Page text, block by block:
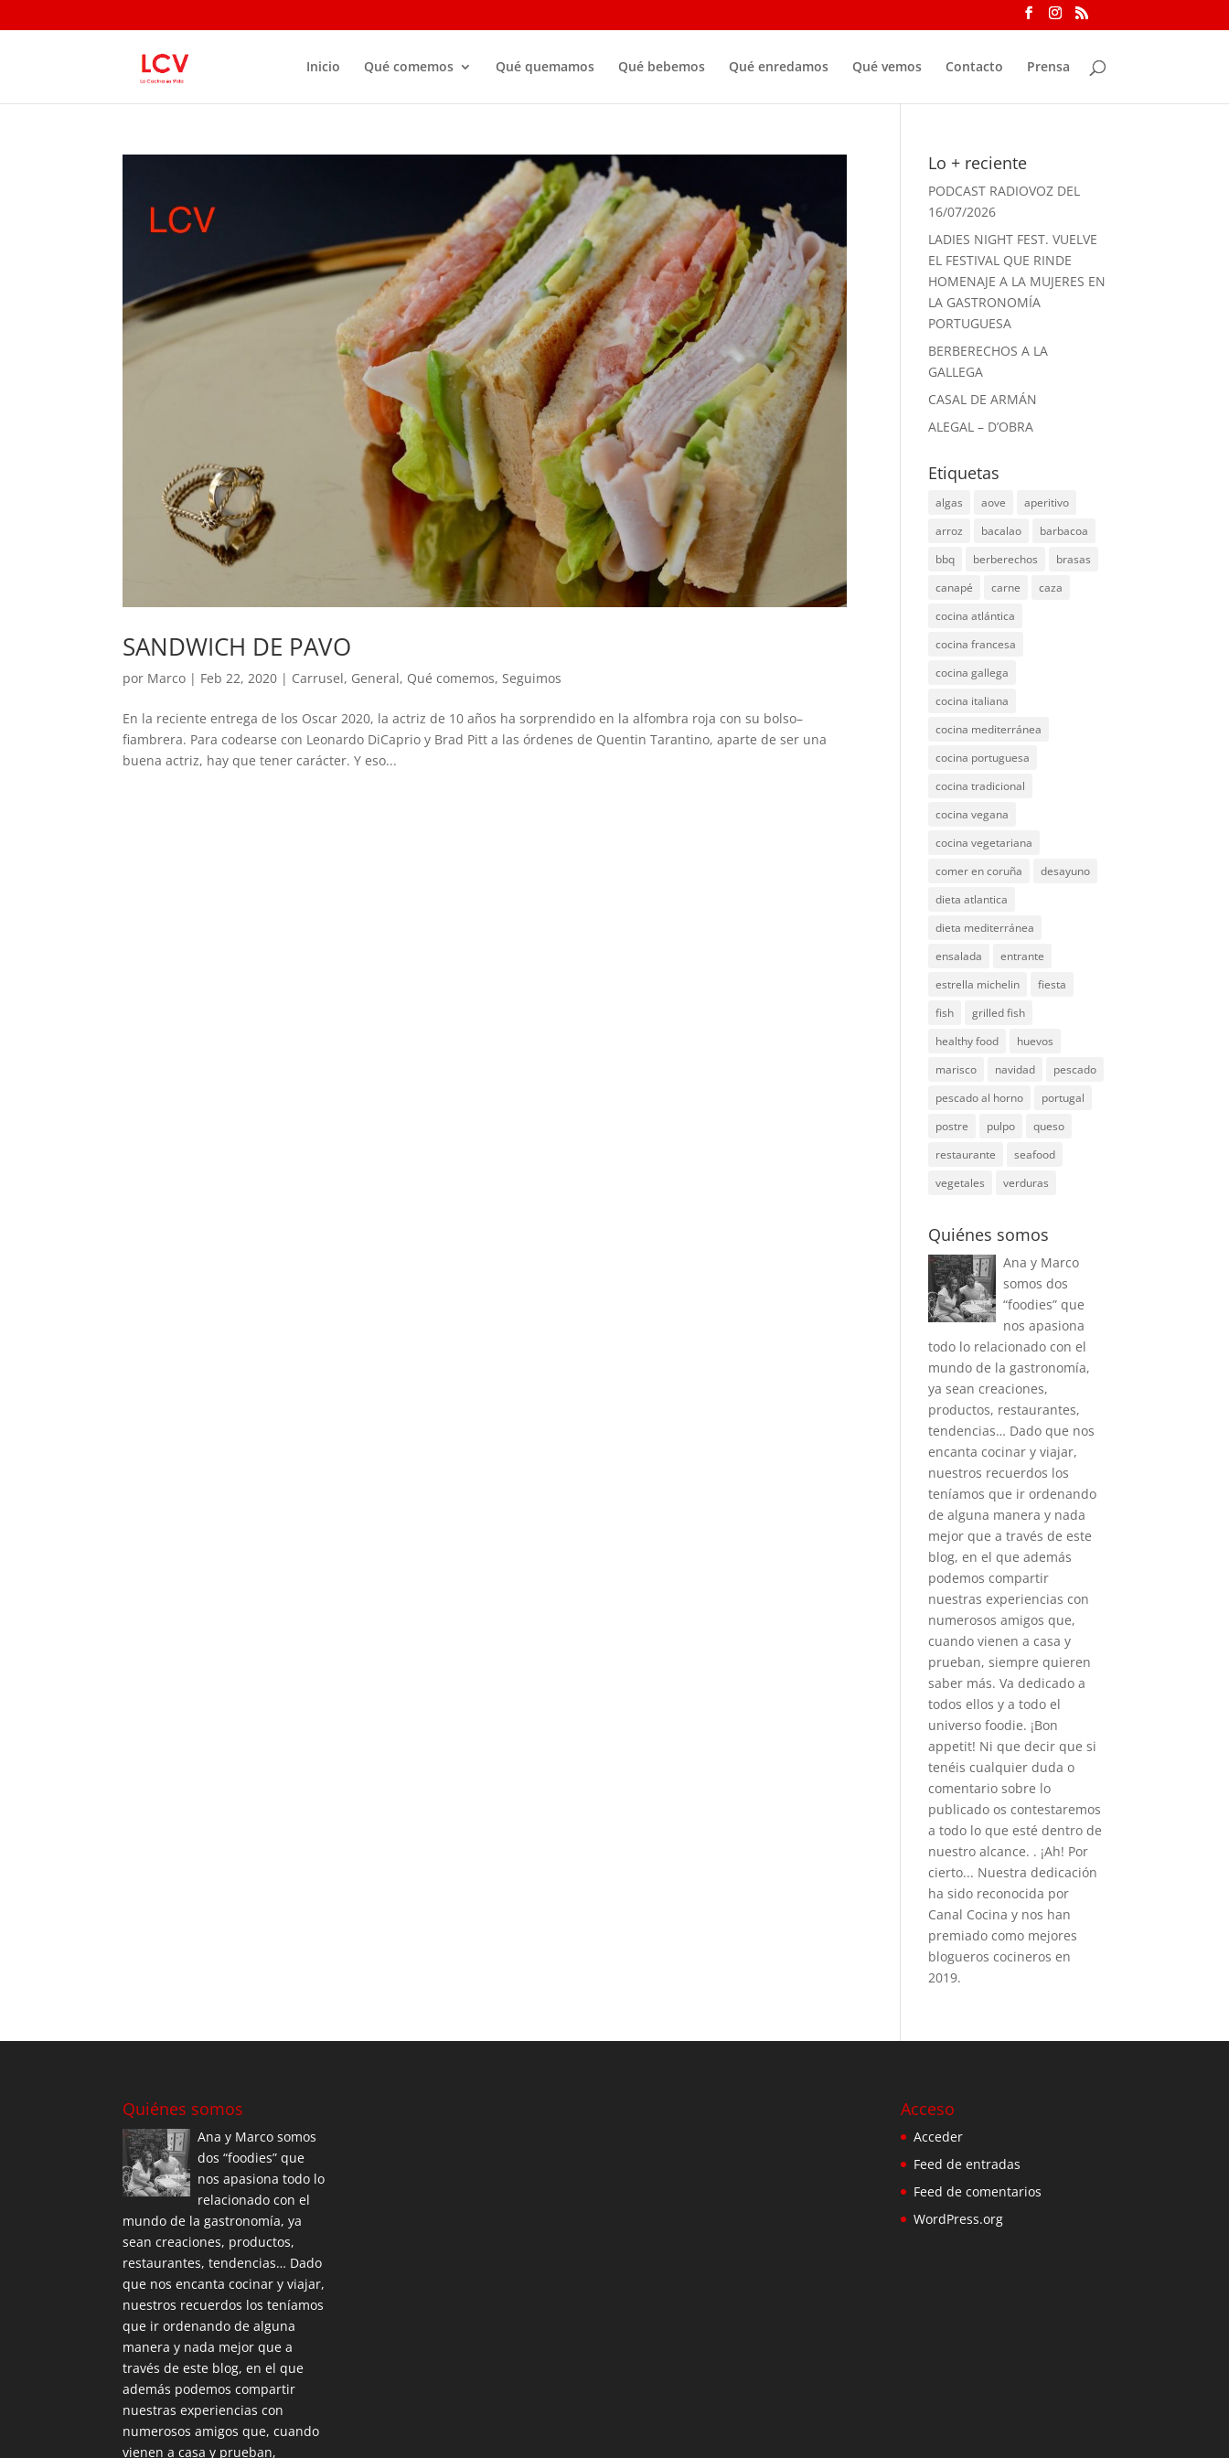
Inicio Qué comemos Qué quemamos Qué bebemos Qué enredamos Qué vemos Contacto Prensa
SANDWICH DE PAVO
por Marco | Feb 22, 2020 | Carrusel, General, Qué comemos, Seguimos
En la reciente entrega de los Oscar 2020, la actriz de 10 años ha sorprendido en la alfombra roja con su bolso–
fiambrera. Para codearse con Leonardo DiCaprio y Brad Pitt a las órdenes de Quentin Tarantino, aparte de ser una
buena actriz, hay que tener carácter. Y eso...
Lo + reciente
PODCAST RADIOVOZ DEL
16/07/2026
LADIES NIGHT FEST. VUELVE
EL FESTIVAL QUE RINDE
HOMENAJE A LA MUJERES EN
LA GASTRONOMÍA
PORTUGUESA
BERBERECHOS A LA
GALLEGA
CASAL DE ARMÁN
ALEGAL – D’OBRA
Etiquetas
algas aove
aperitivo
arroz
bacalao
barbacoa
bbq
berberechos
brasas
canapé
carne
caza
cocina atlántica
cocina francesa
cocina gallega
cocina italiana
cocina mediterránea
cocina portuguesa
cocina tradicional
cocina vegana
cocina vegetariana
comer en coruña
desayuno
dieta atlantica
dieta mediterránea
ensalada
entrante
estrella michelin
fiesta
fish
grilled fish
healthy food
huevos
marisco
navidad
pescado
pescado al horno
portugal
postre
pulpo
queso
restaurante
seafood
vegetales
verduras
Quiénes somos
Ana y Marco
somos dos
“foodies” que
nos apasiona
todo lo relacionado con el
mundo de la gastronomía,
ya sean creaciones,
productos, restaurantes,
tendencias… Dado que nos
encanta cocinar y viajar,
nuestros recuerdos los
teníamos que ir ordenando
de alguna manera y nada
mejor que a través de este
blog, en el que además
podemos compartir
nuestras experiencias con
numerosos amigos que,
cuando vienen a casa y
prueban, siempre quieren
saber más. Va dedicado a
todos ellos y a todo el
universo foodie. ¡Bon
appetit! Ni que decir que si
tenéis cualquier duda o
comentario sobre lo
publicado os contestaremos
a todo lo que esté dentro de
nuestro alcance. . ¡Ah! Por
cierto... Nuestra dedicación
ha sido reconocida por
Canal Cocina y nos han
premiado como mejores
blogueros cocineros en
2019.
Quiénes somos
Ana y Marco somos
dos “foodies” que
nos apasiona todo lo
relacionado con el
mundo de la gastronomía, ya
sean creaciones, productos,
restaurantes, tendencias… Dado
que nos encanta cocinar y viajar,
nuestros recuerdos los teníamos
que ir ordenando de alguna
manera y nada mejor que a
través de este blog, en el que
además podemos compartir
nuestras experiencias con
numerosos amigos que, cuando
vienen a casa y prueban,
Acceso
Acceder
Feed de entradas
Feed de comentarios
WordPress.org